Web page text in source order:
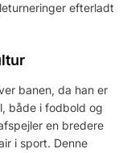
efterladt
banen, da han er
både i fodbold og
en bredere
i sport. Denne